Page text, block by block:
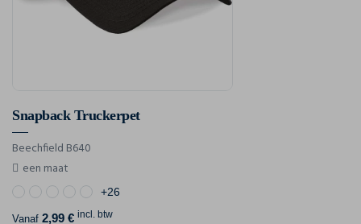
Snapback Truckerpet
Beechfield B640
een maat
+26
Vanaf 2,99 € incl. btw